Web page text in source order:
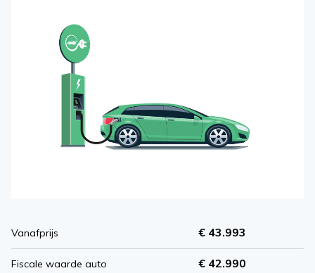
Vanafprijs € 43.993
Fiscale waarde auto € 42.990